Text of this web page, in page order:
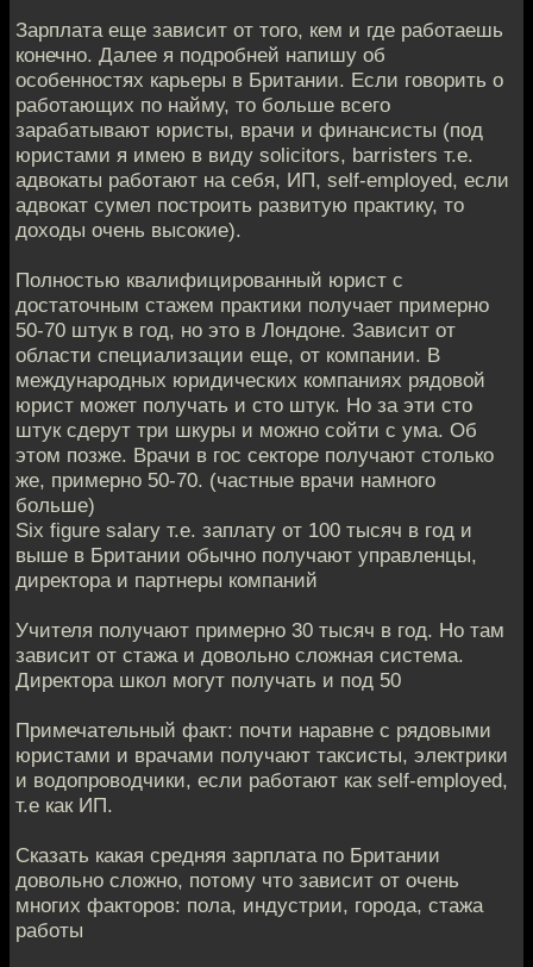
Зарплата еще зависит от того, кем и где работаешь
конечно. Далее я подробней напишу об
особенностях карьеры в Британии. Если говорить о
работающих по найму, то больше всего
зарабатывают юристы, врачи и финансисты (под
юристами я имею в виду solicitors, barristers т.е.
адвокаты работают на себя, ИП, self-employed, если
адвокат сумел построить развитую практику, то
доходы очень высокие).
Полностью квалифицированный юрист с
достаточным стажем практики получает примерно
50-70 штук в год, но это в Лондоне. Зависит от
области специализации еще, от компании. В
международных юридических компаниях рядовой
юрист может получать и сто штук. Но за эти сто
штук сдерут три шкуры и можно сойти с ума. Об
этом позже. Врачи в гос секторе получают столько
же, примерно 50-70. (частные врачи намного
больше)
Six figure salary т.е. заплату от 100 тысяч в год и
выше в Британии обычно получают управленцы,
директора и партнеры компаний
Учителя получают примерно 30 тысяч в год. Но там
зависит от стажа и довольно сложная система.
Директора школ могут получать и под 50
Примечательный факт: почти наравне с рядовыми
юристами и врачами получают таксисты, электрики
и водопроводчики, если работают как self-employed,
т.е как ИП.
Сказать какая средняя зарплата по Британии
довольно сложно, потому что зависит от очень
многих факторов: пола, индустрии, города, стажа
работы